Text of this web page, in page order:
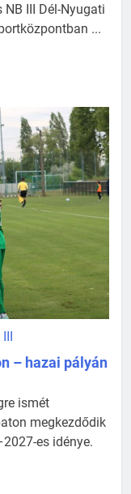
III Dél-Nyugati
...
– hazai pályán
ismét
megkezdődik
es idénye.